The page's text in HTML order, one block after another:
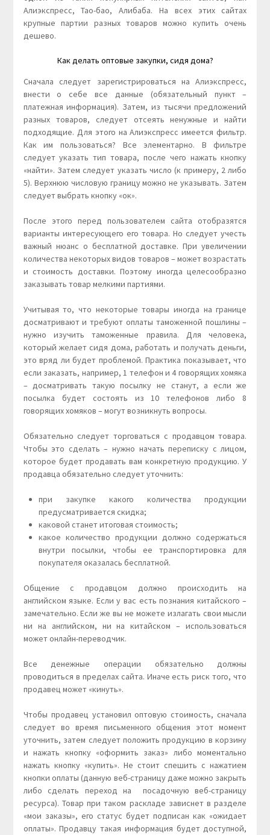
Алиэкспресс, Тао-бао, Алибаба. На всех этих сайтах
крупные партии разных товаров можно купить очень
дешево.
Как делать оптовые закупки, сидя дома?
Сначала следует зарегистрироваться на Алиэкспресс,
внести о себе все данные (обязательный пункт –
платежная информация). Затем, из тысячи предложений
разных товаров, следует отсеять ненужные и найти
подходящие. Для этого на Алиэкспресс имеется фильтр.
Как им пользоваться? Все элементарно. В фильтре
следует указать тип товара, после чего нажать кнопку
«найти». Затем следует указать число (к примеру, 2 либо
5). Верхнюю числовую границу можно не указывать. Затем
следует выбрать кнопку «ок».
После этого перед пользователем сайта отобразятся
варианты интересующего его товара. Но следует учесть
важный нюанс о бесплатной доставке. При увеличении
количества некоторых видов товаров – может возрастать
и стоимость доставки. Поэтому иногда целесообразно
заказывать товар мелкими партиями.
Учитывая то, что некоторые товары иногда на границе
досматривают и требуют оплаты таможенной пошлины –
нужно изучить таможенные правила. Для человека,
который желает сидя дома, работать и получать деньги,
это вряд ли будет проблемой. Практика показывает, что
если заказать, например, 1 телефон и 4 говорящих хомяка
– досматривать такую посылку не станут, а если же
посылка будет состоять из 10 телефонов либо 8
говорящих хомяков – могут возникнуть вопросы.
Обязательно следует торговаться с продавцом товара.
Чтобы это сделать – нужно начать переписку с лицом,
которое будет продавать вам конкретную продукцию. У
продавца обязательно следует уточнить:
при закупке какого количества продукции
предусматривается скидка;
каковой станет итоговая стоимость;
какое количество продукции должно содержаться
внутри посылки, чтобы ее транспортировка для
покупателя оказалась бесплатной.
Общение с продавцом должно происходить на
английском языке. Если у вас есть познания китайского –
замечательно. Если же вы не можете излагать свои мысли
ни на английском, ни на китайском – использоваться
может онлайн-переводчик.
Все денежные операции обязательно должны
проводиться в пределах сайта. Иначе есть риск того, что
продавец может «кинуть».
Чтобы продавец установил оптовую стоимость, сначала
следует во время письменного общения этот момент
уточнить, затем следует положить продукцию в корзину
и нажать кнопку «оформить заказ» либо моментально
нажать кнопку «купить». Не стоит спешить с нажатием
кнопки оплаты (данную веб-страницу даже можно закрыть
либо сделать переход на посадочную веб-страницу
ресурса). Товар при таком раскладе зависнет в разделе
«мои заказы», его статус будет подписан как «ожидает
оплаты». Продавцу такая информация будет доступной,